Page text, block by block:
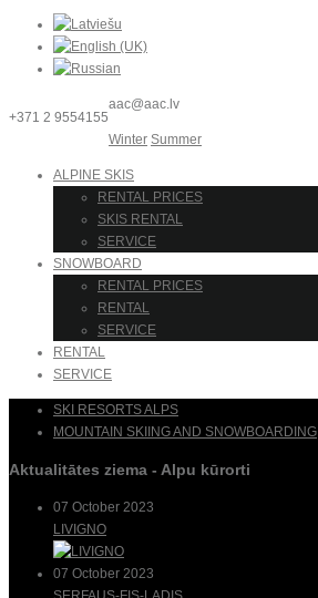
+371 2 9554155
aac@aac.lv
Winter Summer
ALPINE SKIS
RENTAL PRICES
SKIS RENTAL
SERVICE
SNOWBOARD
RENTAL PRICES
RENTAL
SERVICE
RENTAL
SERVICE
SKI RESORTS ALPS
MOUNTAIN SKIING AND SNOWBOARDING
Aktualitātes ziema - Alpu kūrorti
07 October 2023
LIVIGNO
07 October 2023